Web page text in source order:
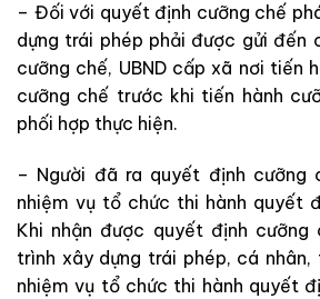
– Đối với quyết định cưỡng chế
dựng trái phép phải được gửi đến
cưỡng chế, UBND cấp xã nơi tiến
cưỡng chế trước khi tiến hành
phối hợp thực hiện.
– Người đã ra quyết định cưỡng
nhiệm vụ tổ chức thi hành quyết
Khi nhận được quyết định
trình xây dựng trái phép, cá
nhiệm vụ tổ chức thi hành quyết